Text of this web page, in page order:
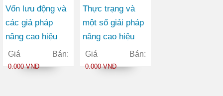
Vốn lưu động và
các giả pháp
nâng cao hiệu
quả sử dụng vốn
lưu động tại Công
Giá Bán:
0.000 VNĐ
Thực trạng và
một số giải pháp
nâng cao hiệu
quả marketing
cho sản phẩm
Giá Bán:
0.000 VNĐ